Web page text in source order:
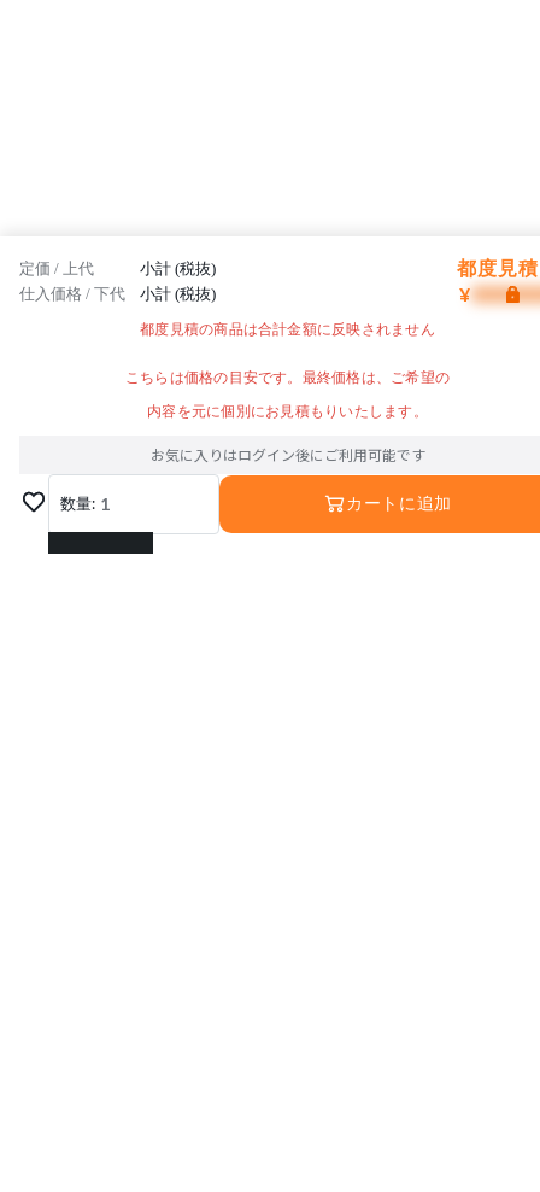
定価 / 上代 小計 (税抜) 都度見
仕入価格 / 下代 小計 (税抜) ¥
都度見積の商品は合計金額に反映されません
こちらは価格の目安です。最終価格は、ご希望の
内容を元に個別にお見積もりいたします。
お気に入りはログイン後にご利用可能です
数量: 1
1
カートに追加